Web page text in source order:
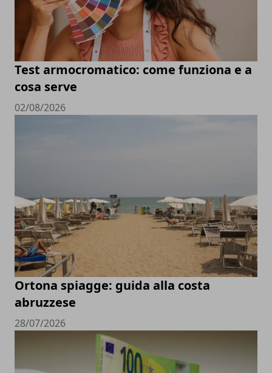
Test armocromatico: come funziona e a
cosa serve
02/08/2026
Ortona spiagge: guida alla costa
abruzzese
28/07/2026